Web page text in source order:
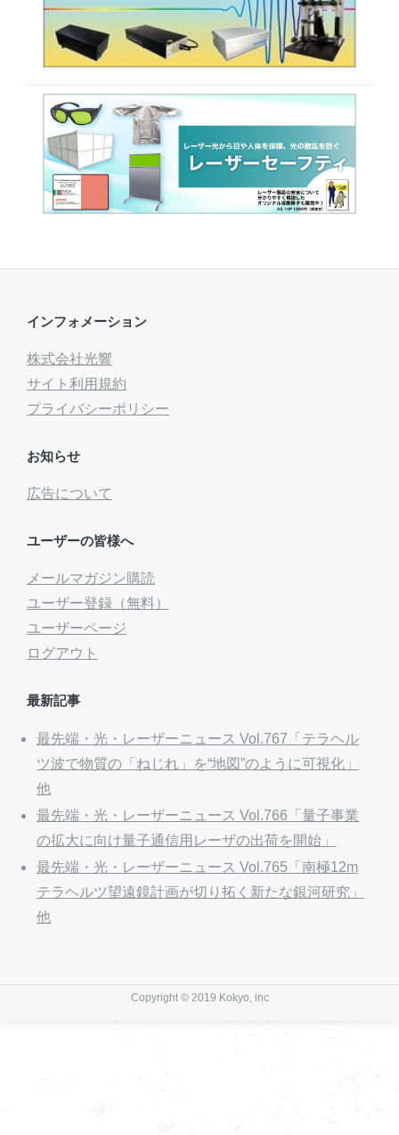
インフォメーション
株式会社光響
サイト利用規約
プライバシーポリシー
お知らせ
広告について
ユーザーの皆様へ
メールマガジン購読
ユーザー登録（無料）
ユーザーページ
ログアウト
最新記事
最先端・光・レーザーニュース Vol.767「テラヘル
ツ波で物質の「ねじれ」を“地図”のように可視化」
他
最先端・光・レーザーニュース Vol.766「量子事業
の拡大に向け量子通信用レーザの出荷を開始」
最先端・光・レーザーニュース Vol.765「南極12m
テラヘルツ望遠鏡計画が切り拓く新たな銀河研究」
他
Copyright © 2019 Kokyo, inc